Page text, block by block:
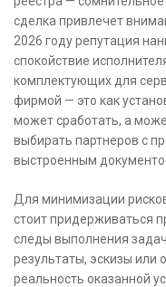
сделка привлечет
2026 году репутация
спокойствие
комплектующих для
фирмой — это как
может сработать, а
выбирать партнеров с
выстроенным
Для минимизации
стоит придерживаться
следы выполнения
результаты, эскизы или
реальность оказанной